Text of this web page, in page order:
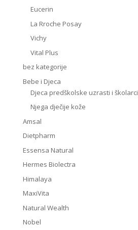
Eucerin
La Rroche Posay
Vichy
Vital Plus
bez kategorije
Bebe i Djeca
Djeca predškolske uzrasti i školarci
Njega dječije kože
Amsal
Dietpharm
Essensa Natural
Hermes Biolectra
Himalaya
MaxiVita
Natural Wealth
Nobel